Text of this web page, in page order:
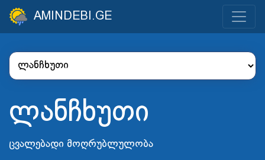
AMINDEBI.GE
ლანჩხუთი
ცვალებადი მოღრუბლულობა